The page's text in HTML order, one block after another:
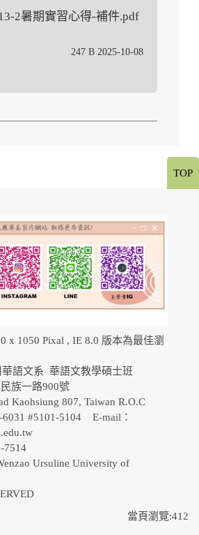
2暑期實習心得-補件.pdf
247 B 2025-10-08
x 1050 Pixal , IE 8.0 版本為最佳瀏
語文系 華語文教學碩士班
族一路900號
Kaohsiung 807, Taiwan R.O.C
6031 #5101-5104 E-mail：
7514
Ursuline University of
當頁瀏覽:412
TOP